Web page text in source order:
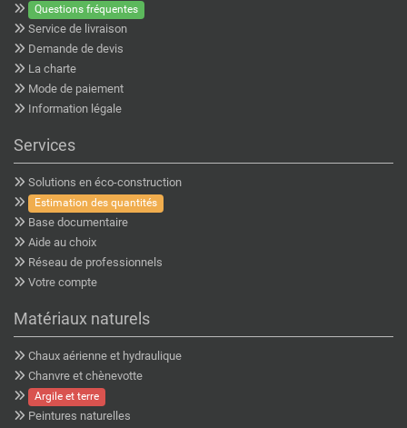
Questions fréquentes
Service de livraison
Demande de devis
La charte
Mode de paiement
Information légale
Services
Solutions en éco-construction
Estimation des quantités
Base documentaire
Aide au choix
Réseau de professionnels
Votre compte
Matériaux naturels
Chaux aérienne et hydraulique
Chanvre et chènevotte
Argile et terre
Peintures naturelles